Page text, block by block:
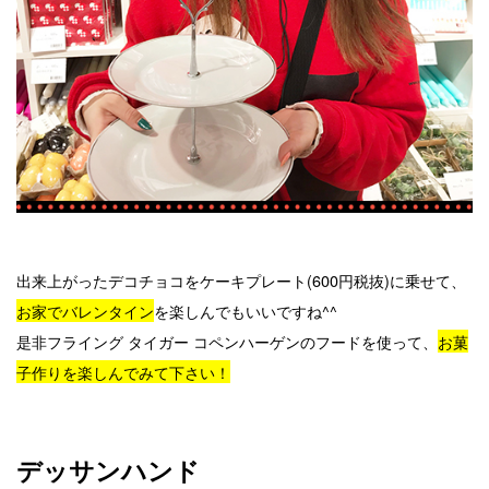
出来上がったデコチョコをケーキプレート(600円税抜)に乗せて、
お家でバレンタインを楽しんでもいいですね^^
是非フライング タイガー コペンハーゲンのフードを使って、 お菓
子作りを楽しんでみて下さい！
デッサンハンド